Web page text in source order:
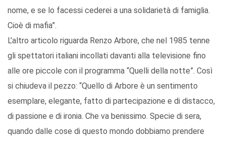
nome, e se lo facessi cederei a una solidarietà di famiglia.
Cioè di mafia”.
L’altro articolo riguarda Renzo Arbore, che nel 1985 tenne
gli spettatori italiani incollati davanti alla televisione fino
alle ore piccole con il programma “Quelli della notte”. Così
si chiudeva il pezzo: “Quello di Arbore è un sentimento
esemplare, elegante, fatto di partecipazione e di distacco,
di passione e di ironia. Che va benissimo. Specie di sera,
quando dalle cose di questo mondo dobbiamo prendere